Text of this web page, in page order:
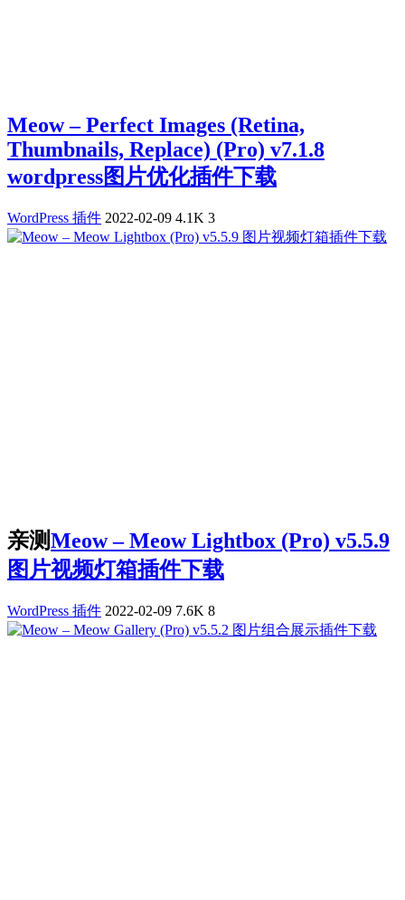
Meow – Perfect Images (Retina,
Thumbnails, Replace) (Pro) v7.1.8
wordpress图片优化插件下载
WordPress 插件 2022-02-09 4.1K 3
亲测Meow – Meow Lightbox (Pro) v5.5.9
图片视频灯箱插件下载
WordPress 插件 2022-02-09 7.6K 8